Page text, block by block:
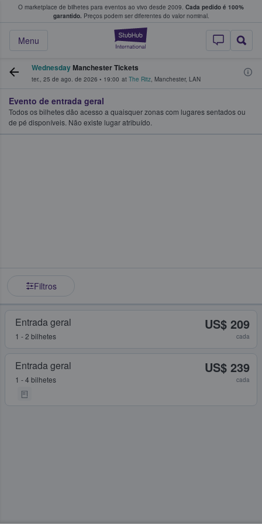
O marketplace de bilhetes para eventos ao vivo desde 2009. Cada pedido é 100%
garantido. Preços podem ser diferentes do valor nominal.
StubHub – onde
Menu
fãs compram e vendem bilhetes
WednesdayManchester Tickets
ter., 25 de ago. de 2026 • 19:00 at The Ritz, Manchester, LAN
Evento de entrada geral
Todos os bilhetes dão acesso a quaisquer zonas com lugares sentados ou
de pé disponíveis. Não existe lugar atribuído.
Filtros
Entrada geral
1 - 2 bilhetes
US$ 209
cada
Entrada geral
1 - 4 bilhetes
US$ 239
cada